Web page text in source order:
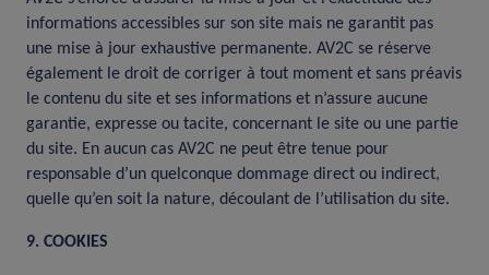
informations accessibles sur son site mais ne garantit pas
une mise à jour exhaustive permanente. AV2C se réserve
également le droit de corriger à tout moment et sans préavis
le contenu du site et ses informations et n’assure aucune
garantie, expresse ou tacite, concernant le site ou une partie
du site. En aucun cas AV2C ne peut être tenue pour
responsable d’un quelconque dommage direct ou indirect,
quelle qu’en soit la nature, découlant de l’utilisation du site.
9. COOKIES